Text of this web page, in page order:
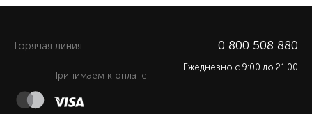
Горячая линия 0 800 508 880
Ежедневно c 9:00 до 21:00
Принимаем к оплате